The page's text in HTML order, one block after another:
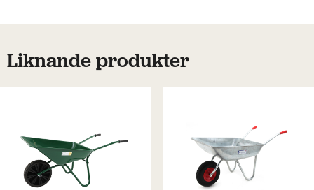
Liknande produkter